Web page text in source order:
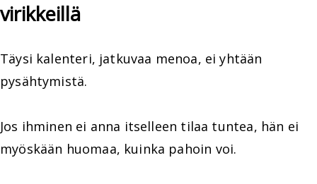
virikkeillä
Täysi kalenteri, jatkuvaa menoa, ei yhtään
pysähtymistä.
Jos ihminen ei anna itselleen tilaa tuntea, hän ei
myöskään huomaa, kuinka pahoin voi.